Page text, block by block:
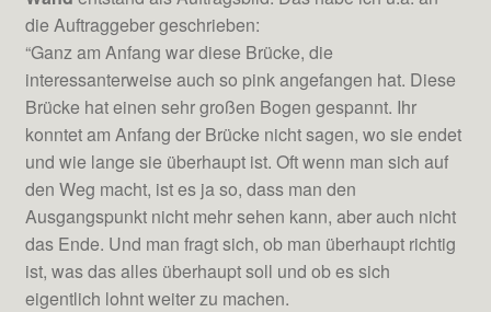
die Auftraggeber geschrieben:
“Ganz am Anfang war diese Brücke, die
interessanterweise auch so pink angefangen hat. Diese
Brücke hat einen sehr großen Bogen gespannt. Ihr
konntet am Anfang der Brücke nicht sagen, wo sie endet
und wie lange sie überhaupt ist. Oft wenn man sich auf
den Weg macht, ist es ja so, dass man den
Ausgangspunkt nicht mehr sehen kann, aber auch nicht
das Ende. Und man fragt sich, ob man überhaupt richtig
ist, was das alles überhaupt soll und ob es sich
eigentlich lohnt weiter zu machen.